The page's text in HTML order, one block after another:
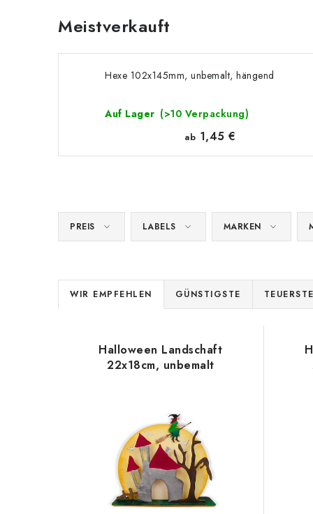
Meistverkauft
Hexe 102x145mm, unbemalt, hängend
Auf Lager (>10 Verpackung)
ab 1,45 €
PREIS LABELS MARKEN
P
r
WIR EMPFEHLEN GÜNSTIGSTE TEUERSTE
Halloween Landschaft
22x18cm, unbemalt